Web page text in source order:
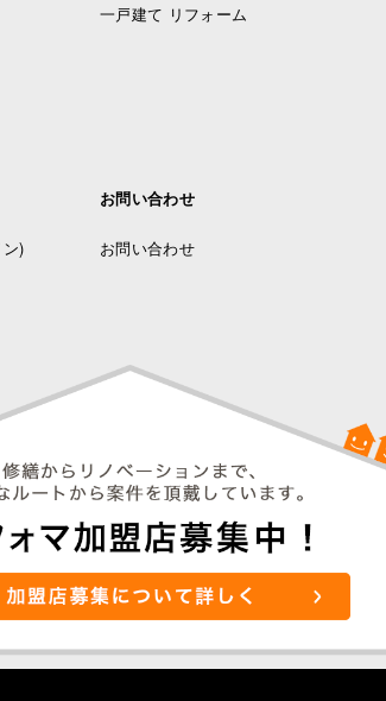
一戸建て リフォーム
ン)
お問い合わせ
お問い合わせ